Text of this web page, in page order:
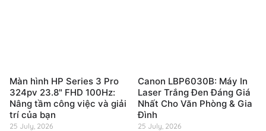
Màn hình HP Series 3 Pro
324pv 23.8" FHD 100Hz:
Nâng tầm công việc và giải
trí của bạn
25 July, 2026
Canon LBP6030B: Máy In
Laser Trắng Đen Đáng Giá
Nhất Cho Văn Phòng & Gia
Đình
25 July, 2026